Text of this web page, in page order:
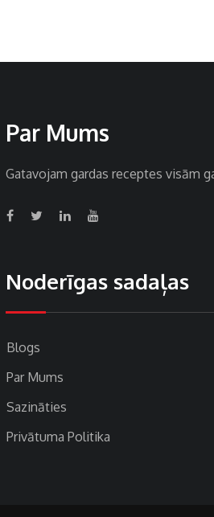
Par Mums
Gatavojam gardas receptes visām
Noderīgas sadaļas
Blogs
Par Mums
Sazināties
Privātuma Politika